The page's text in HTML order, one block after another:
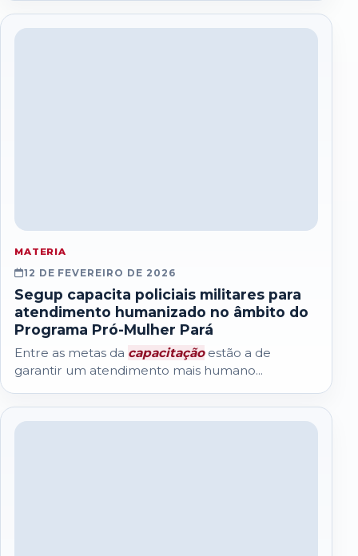
MATERIA
12 DE FEVEREIRO DE 2026
Segup capacita policiais militares para
atendimento humanizado no âmbito do
Programa Pró-Mulher Pará
Entre as metas da capacitaçãoestão a de
garantir um atendimento mais humano...